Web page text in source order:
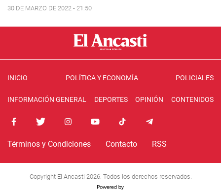
30 DE MARZO DE 2022 - 21:50
INICIO POLÍTICA Y ECONOMÍA POLICIALES
INFORMACIÓN GENERAL DEPORTES OPINIÓN CONTENIDOS
Términos y Condiciones Contacto RSS
Copyright El Ancasti 2026. Todos los derechos reservados.